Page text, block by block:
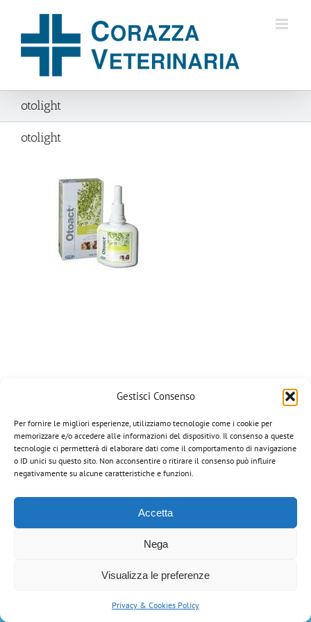
Gestisci Consenso
Per fornire le migliori esperienze, utilizziamo tecnologie come i cookie per
memorizzare e/o accedere alle informazioni del dispositivo. Il consenso a queste
tecnologie ci permetterà di elaborare dati come il comportamento di navigazione
o ID unici su questo sito. Non acconsentire o ritirare il consenso può influire
negativamente su alcune caratteristiche e funzioni.
Accetta
Nega
Visualizza le preferenze
Privacy & Cookies Policy
contenuto
otolight
otolight
Corazza Veterinaria di Portinari Gian Paolo | via Manzoni, 8 - 36020
Campiglia dei Berici (VI) | Tel: 0444-866034 | Email:
info@corazzaveterinaria.com| P.IVA 03199070248 |Privacy Policy
Tutti i marchi riportati appartengono ai legittimi proprietari.